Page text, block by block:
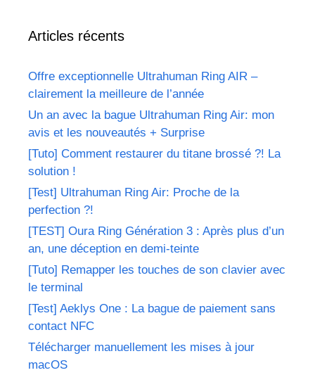
Articles récents
Offre exceptionnelle Ultrahuman Ring AIR –
clairement la meilleure de l’année
Un an avec la bague Ultrahuman Ring Air: mon
avis et les nouveautés + Surprise
[Tuto] Comment restaurer du titane brossé ?! La
solution !
[Test] Ultrahuman Ring Air: Proche de la
perfection ?!
[TEST] Oura Ring Génération 3 : Après plus d’un
an, une déception en demi-teinte
[Tuto] Remapper les touches de son clavier avec
le terminal
[Test] Aeklys One : La bague de paiement sans
contact NFC
Télécharger manuellement les mises à jour
macOS